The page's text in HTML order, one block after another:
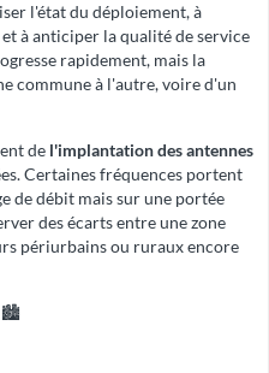
l'état du déploiement, à
à anticiper la qualité de service
rapidement, mais la
commune à l'autre, voire d'un
de l'implantation des antennes
Certaines fréquences portent
de débit mais sur une portée
des écarts entre une zone
périurbains ou ruraux encore
🏙️